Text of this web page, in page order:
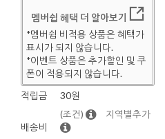
멤버쉽 혜택 더 알아보기
*멤버쉽 비적용 상품은 혜택가
표시가 되지 않습니다.
*이벤트 상품은 추가할인 및 쿠
폰이 적용되지 않습니다.
적립금
30원
배송비
(조건) 지역별추가